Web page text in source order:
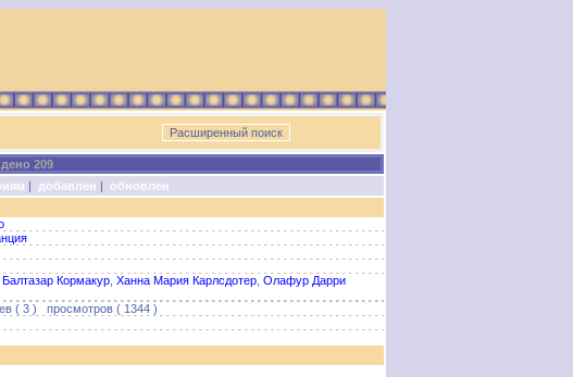
209
| добавлен | обновлен
Балтазар Кормакур Ханна Мария Карлсдотер Олафур Дарри
( 3 ) просмотров ( 1344 )